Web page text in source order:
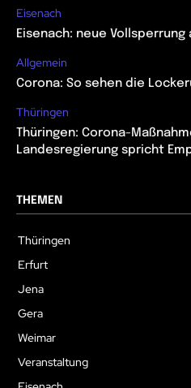
Eisenach
Eisenach: neue Vollsperrung
Allgemein
Corona: So sehen die
Thüringen
Thüringen: Corona-
Landesregierung spricht
THEMEN
Thüringen
Erfurt
Jena
Gera
Weimar
Veranstaltung